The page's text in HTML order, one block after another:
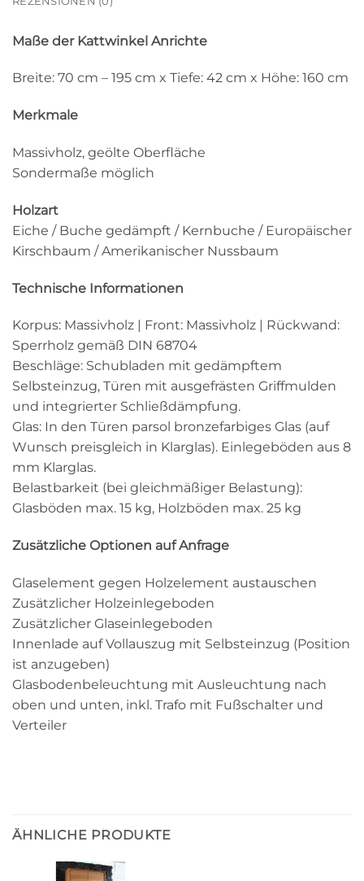
Maße der Kattwinkel Anrichte
Breite: 70 cm – 195 cm x Tiefe: 42 cm x Höhe: 160 cm
Merkmale
Massivholz, geölte Oberfläche
Sondermaße möglich
Holzart
Eiche / Buche gedämpft / Kernbuche / Europäischer
Kirschbaum / Amerikanischer Nussbaum
Technische Informationen
Korpus: Massivholz ǀ Front: Massivholz ǀ Rückwand:
Sperrholz gemäß DIN 68704
Beschläge: Schubladen mit gedämpftem
Selbsteinzug, Türen mit ausgefrästen Griffmulden
und integrierter Schließdämpfung.
Glas: In den Türen parsol bronzefarbiges Glas (auf
Wunsch preisgleich in Klarglas). Einlegeböden aus 8
mm Klarglas.
Belastbarkeit (bei gleichmäßiger Belastung):
Glasböden max. 15 kg, Holzböden max. 25 kg
Zusätzliche Optionen auf Anfrage
Glaselement gegen Holzelement austauschen
Zusätzlicher Holzeinlegeboden
Zusätzlicher Glaseinlegeboden
Innenlade auf Vollauszug mit Selbsteinzug (Position
ist anzugeben)
Glasbodenbeleuchtung mit Ausleuchtung nach
oben und unten, inkl. Trafo mit Fußschalter und
Verteiler
ÄHNLICHE PRODUKTE